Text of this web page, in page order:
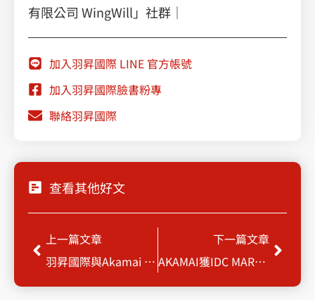
有限公司 WingWill」社群｜
加入羽昇國際 LINE 官方帳號
加入羽昇國際臉書粉專
聯絡羽昇國際
查看其他好文
上一頁
上一篇文章
羽昇國際與Akamai 共同打造前端的雲端運算&快速安全的網路服務
下一篇文章
AKAMAI獲IDC MARKETSCAPE評鑑為CDN領導廠商
下一